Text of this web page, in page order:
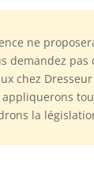
ne
chez
la